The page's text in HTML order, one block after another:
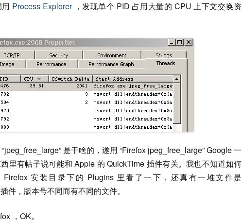
Process Explorer，发现单个 PID 占用大量的 CPU 上下文交换资
是干啥的，遂用 “Firefox jpeg_free_large” Google 一
里有帖子说可能和 Apple 的 QuickTime 插件有关。我也不知道如何
安装目录下的 Plugins 里看了一下，还真有一堆文件是
件，版本号不同而有不同的文件。
，OK。